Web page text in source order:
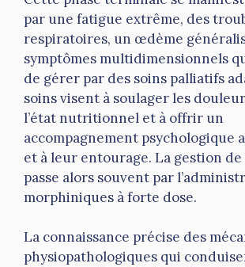
par une fatigue extrême, des
respiratoires, un œdème
symptômes multidimensionnels
de gérer par des soins palliatifs
soins visent à soulager les
l’état nutritionnel et à offrir un
accompagnement psychologique
et à leur entourage. La gestion
passe alors souvent par
morphiniques à forte dose.
La connaissance précise des
physiopathologiques qui